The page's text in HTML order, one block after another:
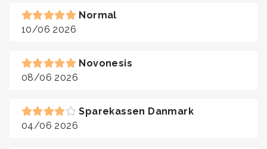
Normal
10/06 2026
Novonesis
08/06 2026
Sparekassen Danmark
04/06 2026